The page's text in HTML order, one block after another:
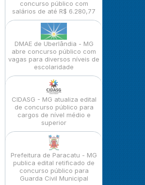
concurso público com
salários de até R$ 6.280,77
DMAE de Uberlândia - MG
abre concurso público com
vagas para diversos níveis de
escolaridade
CIDASG - MG atualiza edital
de concurso público para
cargos de nível médio e
superior
Prefeitura de Paracatu - MG
publica edital retificado de
concurso público para
Guarda Civil Municipal